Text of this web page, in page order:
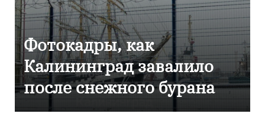
Фоторепортаж как в
Калининграде
эвакуировали ТЦ из-за
сообщения о